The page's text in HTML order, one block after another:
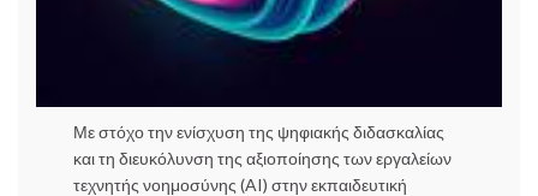
Με στόχο την ενίσχυση της ψηφιακής διδασκαλίας
και τη διευκόλυνση της αξιοποίησης των εργαλείων
τεχνητής νοημοσύνης (AI) στην εκπαιδευτική